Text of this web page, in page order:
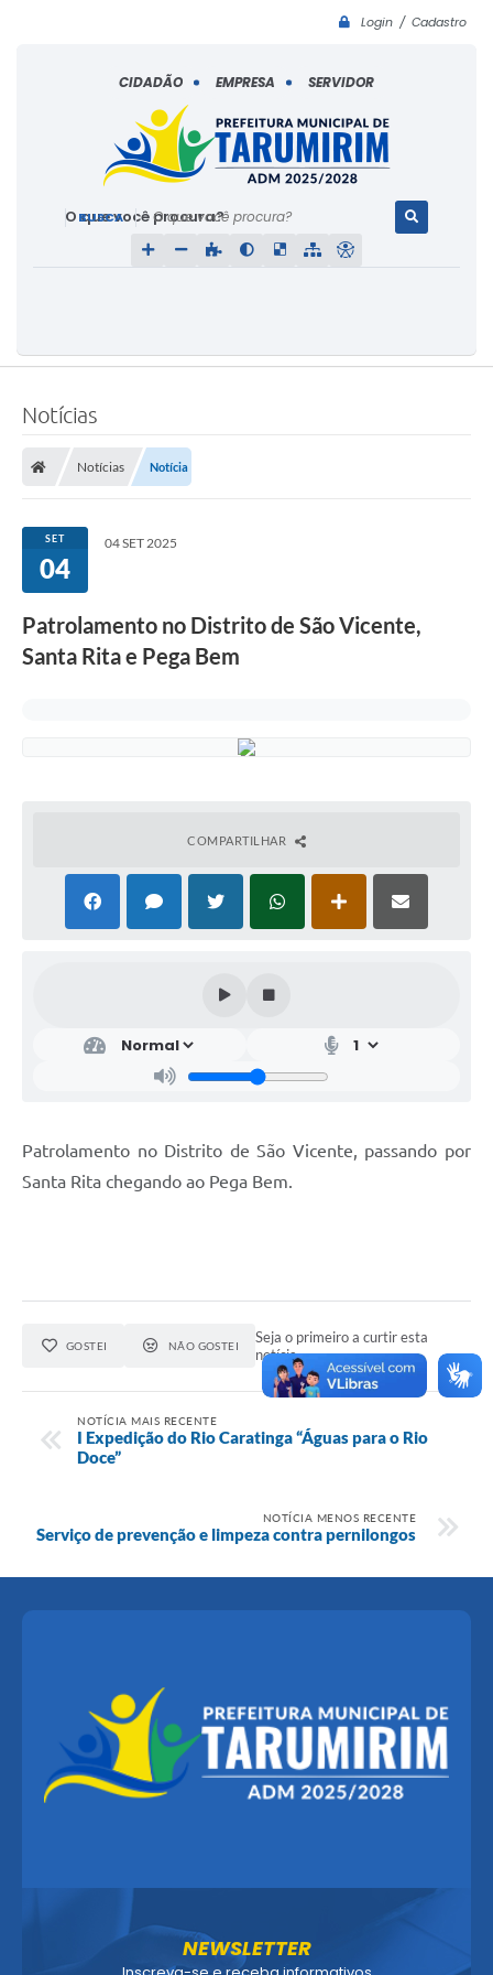
Login / Cadastro
O que você procura?
CIDADÃO EMPRESA SERVIDOR
Notícias
Notícias Notícia
SET
04
04 SET 2025
Patrolamento no Distrito de São Vicente,
Santa Rita e Pega Bem
COMPARTILHAR
Patrolamento no Distrito de São Vicente, passando por
Santa Rita chegando ao Pega Bem.
GOSTEI NÃO GOSTEI
Seja o primeiro a curtir esta
notícia.
NOTÍCIA MAIS RECENTE
I Expedição do Rio Caratinga “Águas para o Rio
Doce”
NOTÍCIA MENOS RECENTE
Serviço de prevenção e limpeza contra pernilongos
NEWSLETTER